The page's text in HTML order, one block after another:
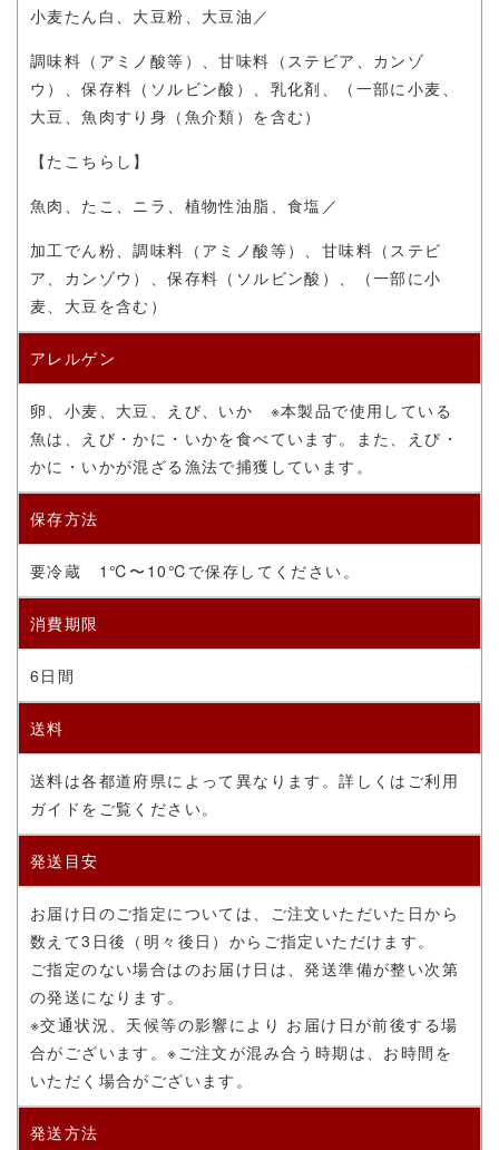
小麦たん白、大豆粉、大豆油 ／
調味料（アミノ酸等）、甘味料（ステビア、カンゾ
ウ）、保存料（ソルビン酸）、乳化剤、
（一部に小麦、
大豆、魚肉すり身（魚介類）を含む）
【たこちらし】
魚肉、たこ、ニラ、植物性油脂、食塩 ／
加工でん粉、調味料（アミノ酸等）、甘味料（ステビ
ア、カンゾウ）、保存料（ソルビン酸）、
（一部に小
麦、大豆を含む）
アレルゲン
卵、小麦、大豆、えび、いか ※本製品で使用している
魚は、えび・かに・いかを食べています。また、えび・
かに・いかが混ざる漁法で捕獲しています。
保存方法
要冷蔵 1℃〜10℃で保存してください。
消費期限
6日間
送料
送料は各都道府県によって異なります。詳しくはご利用
ガイドをご覧ください。
発送目安
お届け日のご指定については、ご注文いただいた日から
数えて3日後（明々後日）からご指定いただけます。
ご指定のない場合はのお届け日は、発送準備が整い次第
の発送になります。
※交通状況、天候等の影響により お届け日が前後する場
合がございます。※ご注文が混み合う時期は、お時間を
いただく場合がございます。
発送方法